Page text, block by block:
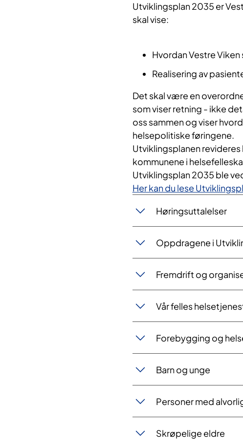
Utviklingsplan 2035 er
skal vise:
Hvordan Vestre
Realisering av
Det skal være en
som viser retning - ikke
oss sammen og viser
helsepolitiske føringene.
Utviklingsplanen
kommunene i
Utviklingsplan 2035 ble
Her kan du lese
Høringsuttalelser
Oppdragene i
Fremdrift og
Vår felles
Forebygging og
Barn og unge
Personer med
Skrøpelige eldre